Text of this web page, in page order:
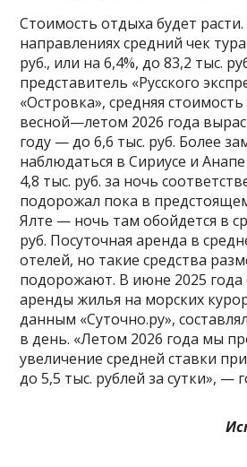
Стоимость отдыха будет
направлениях средний чек
руб., или на 6,4%, до 83,2 тыс.
представитель «Русского
«Островка», средняя
весной—летом 2026 года
году — до 6,6 тыс. руб. Более
наблюдаться в Сириусе и
4,8 тыс. руб. за ночь
подорожал пока в
Ялте — ночь там обойдется в
руб. Посуточная аренда в
отелей, но такие средства
подорожают. В июне 2025 года
аренды жилья на морских
данным «Суточно.ру»,
в день. «Летом 2026 года мы
увеличение средней ставки
до 5,5 тыс. рублей за сутки», —